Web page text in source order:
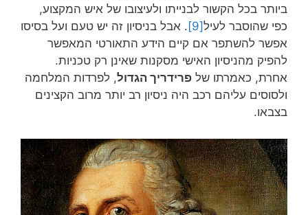
ביותר בכל הקשור לבנייתו ולעיצובו של איש המקצוע,
כפי שהוסבר לעיל[9]
. אבל בניסיון זה יש טעם ועל בסיסו
אפשר להשתפר אם קיים הידע התאורטי המאפשר
להפיק מהניסיון האישי מסקנות שאינן רק טכניות.
אחרת, כאמרתו של פרידריך הגדול, לפרדות המלחמה
ולסוסים עליהם רכב היה ניסיון רב יותר מרוב הקצינים
בצבאו.